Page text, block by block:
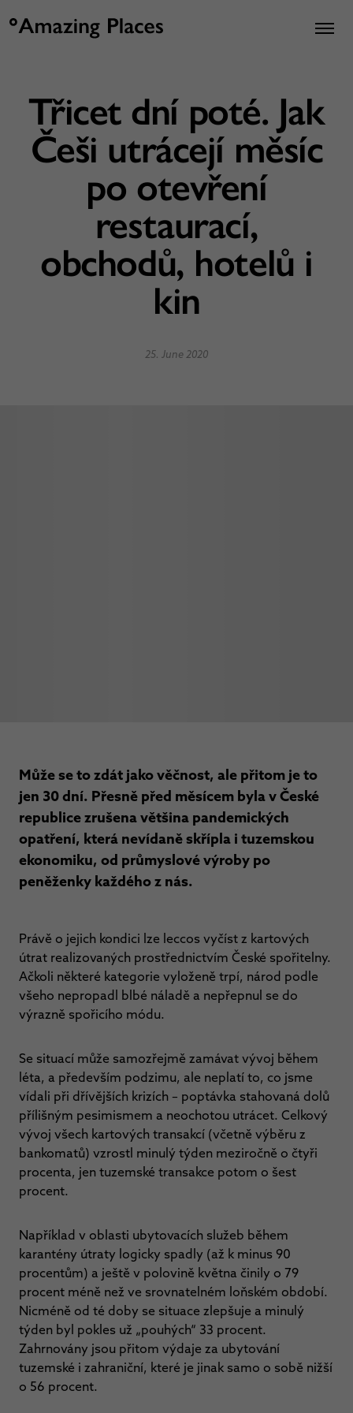
Třicet dní poté. Jak
Češi utrácejí měsíc
po otevření
restaurací,
obchodů, hotelů i
kin
25. June 2020
Může se to zdát jako věčnost, ale přitom je to
jen 30 dní. Přesně před měsícem byla v České
republice zrušena většina pandemických
opatření, která nevídaně skřípla i tuzemskou
ekonomiku, od průmyslové výroby po
peněženky každého z nás.
Právě o jejich kondici lze leccos vyčíst z kartových
útrat realizovaných prostřednictvím České spořitelny.
Ačkoli některé kategorie vyloženě trpí, národ podle
všeho nepropadl blbé náladě a nepřepnul se do
výrazně spořicího módu.
Se situací může samozřejmě zamávat vývoj během
léta, a především podzimu, ale neplatí to, co jsme
vídali při dřívějších krizích – poptávka stahovaná dolů
přílišným pesimismem a neochotou utrácet. Celkový
vývoj všech kartových transakcí (včetně výběru z
bankomatů) vzrostl minulý týden meziročně o čtyři
procenta, jen tuzemské transakce potom o šest
procent.
Například v oblasti ubytovacích služeb během
karantény útraty logicky spadly (až k minus 90
procentům) a ještě v polovině května činily o 79
procent méně než ve srovnatelném loňském období.
Nicméně od té doby se situace zlepšuje a minulý
týden byl pokles už „pouhých“ 33 procent.
Zahrnovány jsou přitom výdaje za ubytování
tuzemské i zahraniční, které je jinak samo o sobě nižší
o 56 procent.